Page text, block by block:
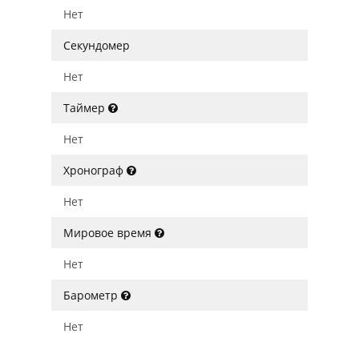
Нет
Секундомер
Нет
Таймер
Нет
Хронограф
Нет
Мировое время
Нет
Барометр
Нет